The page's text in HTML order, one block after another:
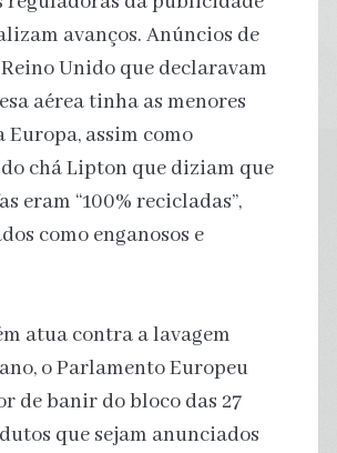
avanços. Anúncios de
Unido que declaravam
aérea tinha as menores
Europa, assim como
chá Lipton que diziam que
eram “100% recicladas”,
como enganosos e
atua contra a lavagem
o Parlamento Europeu
de banir do bloco das 27
que sejam anunciados